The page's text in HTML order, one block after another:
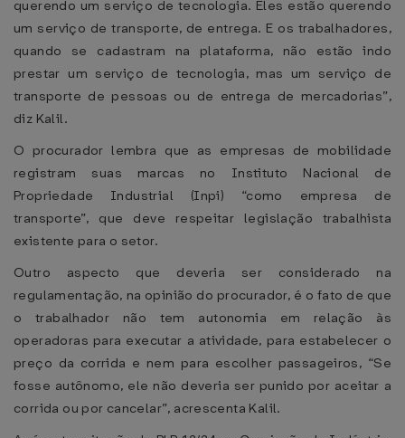
querendo um serviço de tecnologia. Eles estão querendo
um serviço de transporte, de entrega. E os trabalhadores,
quando se cadastram na plataforma, não estão indo
prestar um serviço de tecnologia, mas um serviço de
transporte de pessoas ou de entrega de mercadorias”,
diz Kalil.
O procurador lembra que as empresas de mobilidade
registram suas marcas no Instituto Nacional de
Propriedade Industrial (Inpi) “como empresa de
transporte”, que deve respeitar legislação trabalhista
existente para o setor.
Outro aspecto que deveria ser considerado na
regulamentação, na opinião do procurador, é o fato de que
o trabalhador não tem autonomia em relação às
operadoras para executar a atividade, para estabelecer o
preço da corrida e nem para escolher passageiros, “Se
fosse autônomo, ele não deveria ser punido por aceitar a
corrida ou por cancelar”, acrescenta Kalil.